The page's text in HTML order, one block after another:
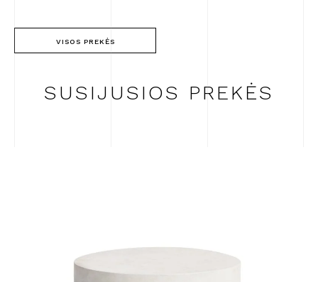
VISOS PREKĖS
SUSIJUSIOS PREKĖS